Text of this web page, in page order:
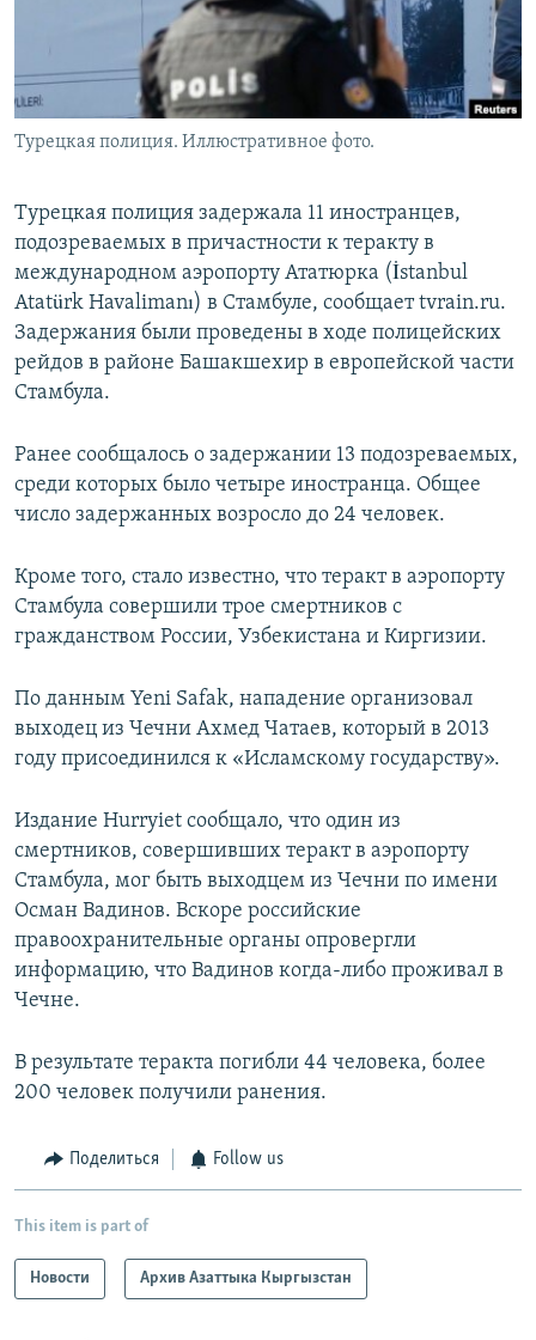
Турецкая полиция. Иллюстративное фото.
Турецкая полиция задержала 11 иностранцев,
подозреваемых в причастности к теракту в
международном аэропорту Ататюрка (İstanbul
Atatürk Havalimanı) в Стамбуле, сообщает tvrain.ru.
Задержания были проведены в ходе полицейских
рейдов в районе Башакшехир в европейской части
Стамбула.
Ранее сообщалось о задержании 13 подозреваемых,
среди которых было четыре иностранца. Общее
число задержанных возросло до 24 человек.
Кроме того, стало известно, что теракт в аэропорту
Стамбула совершили трое смертников с
гражданством России, Узбекистана и Киргизии.
По данным Yeni Safak, нападение организовал
выходец из Чечни Ахмед Чатаев, который в 2013
году присоединился к «Исламскому государству».
Издание Hurryiet сообщало, что один из
смертников, совершивших теракт в аэропорту
Стамбула, мог быть выходцем из Чечни по имени
Осман Вадинов. Вскоре российские
правоохранительные органы опровергли
информацию, что Вадинов когда-либо проживал в
Чечне.
В результате теракта погибли 44 человека, более
200 человек получили ранения.
Поделиться Follow us
This item is part of
Новости Архив Азаттыка Кыргызстан